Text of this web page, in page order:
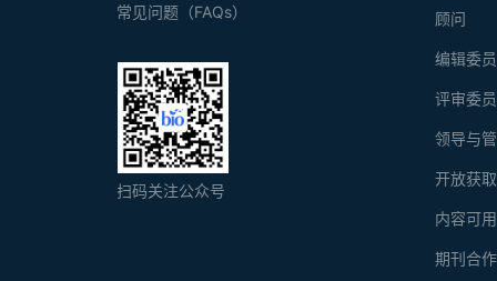
顾问
编辑委
评审委
领导与
开放获
内容可
期刊合
常见问题（FAQs）
扫码关注公众号